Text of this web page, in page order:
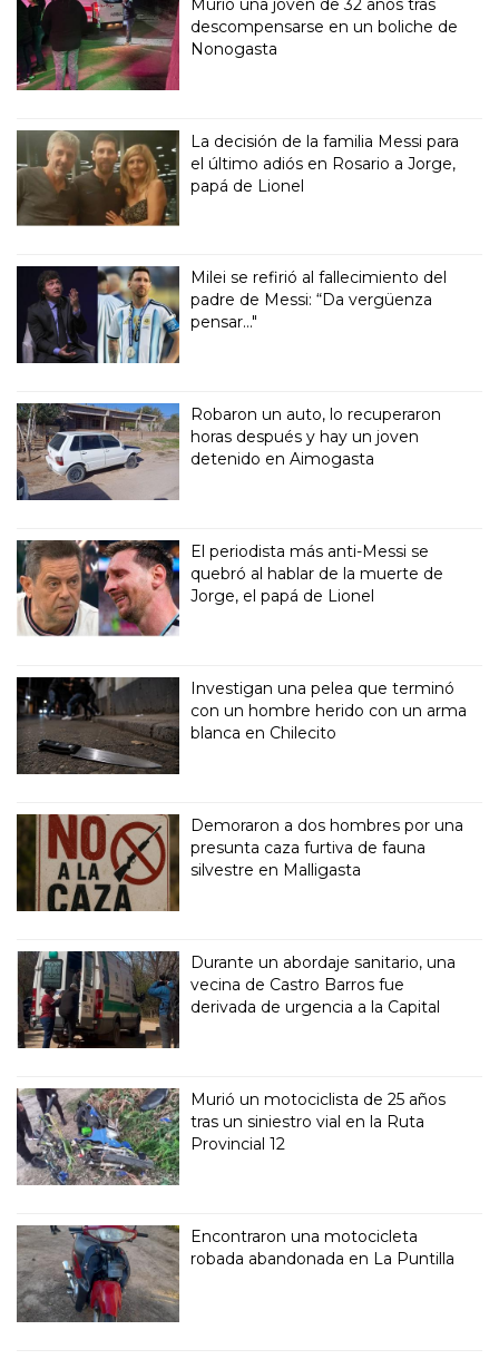
descompensarse en un boliche de
Nonogasta
La decisión de la familia Messi para
el último adiós en Rosario a Jorge,
papá de Lionel
Milei se refirió al fallecimiento del
padre de Messi: “Da vergüenza
pensar..."
Robaron un auto, lo recuperaron
horas después y hay un joven
detenido en Aimogasta
El periodista más anti-Messi se
quebró al hablar de la muerte de
Jorge, el papá de Lionel
Investigan una pelea que terminó
con un hombre herido con un arma
blanca en Chilecito
Demoraron a dos hombres por una
presunta caza furtiva de fauna
silvestre en Malligasta
Durante un abordaje sanitario, una
vecina de Castro Barros fue
derivada de urgencia a la Capital
Murió un motociclista de 25 años
tras un siniestro vial en la Ruta
Provincial 12
Encontraron una motocicleta
robada abandonada en La Puntilla